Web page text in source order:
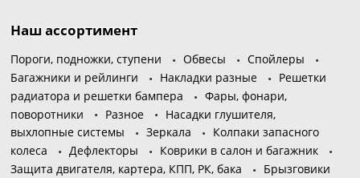
Наш ассортимент
Пороги, подножки, ступени Обвесы
Спойлеры
Багажники и рейлинги
Накладки разные
Решетки
радиатора и решетки бампера
Фары, фонари,
поворотники
Разное
Насадки глушителя,
выхлопные системы
Зеркала
Колпаки запасного
колеса
Дефлекторы
Коврики в салон и багажник
Защита двигателя, картера, КПП, РК, бака
Брызговики